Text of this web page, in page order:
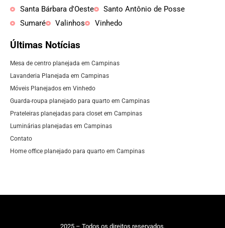
Santa Bárbara d'Oeste
Santo Antônio de Posse
Sumaré
Valinhos Vinhedo
Últimas Notícias
Mesa de centro planejada em Campinas
Lavanderia Planejada em Campinas
Móveis Planejados em Vinhedo
Guarda-roupa planejado para quarto em Campinas
Prateleiras planejadas para closet em Campinas
Luminárias planejadas em Campinas
Contato
Home office planejado para quarto em Campinas
2025 – Todos os direitos reservados.